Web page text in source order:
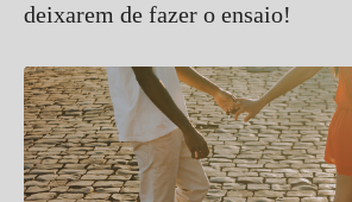
deixarem de fazer o ensaio!